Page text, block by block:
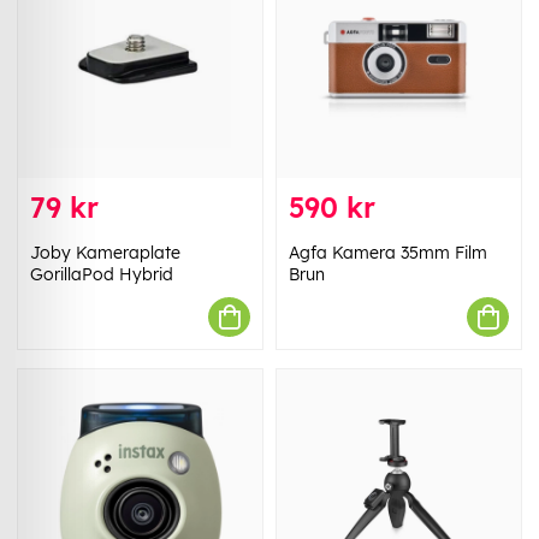
79 kr
Joby Kameraplate
GorillaPod Hybrid
590 kr
Agfa Kamera 35mm Film
Brun